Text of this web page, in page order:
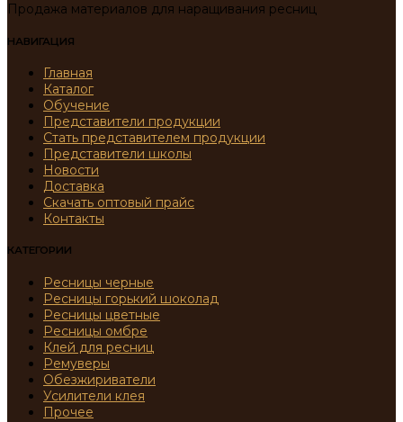
Продажа материалов для наращивания ресниц
НАВИГАЦИЯ
Главная
Каталог
Обучение
Представители продукции
Стать представителем продукции
Представители школы
Новости
Доставка
Скачать оптовый прайс
Контакты
КАТЕГОРИИ
Ресницы черные
Ресницы горький шоколад
Ресницы цветные
Ресницы омбре
Клей для ресниц
Ремуверы
Обезжириватели
Усилители клея
Прочее